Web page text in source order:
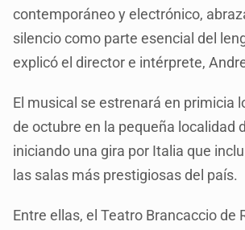
contemporáneo y electrónico,
silencio como parte esencial del
explicó el director e intérprete,
El musical se estrenará en primicia
de octubre en la pequeña localidad
iniciando una gira por Italia que
las salas más prestigiosas del país.
Entre ellas, el Teatro Brancaccio de